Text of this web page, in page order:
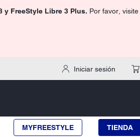
y FreeStyle Libre 3 Plus. Por favor, visite
Iniciar sesión
MYFREESTYLE TIENDA